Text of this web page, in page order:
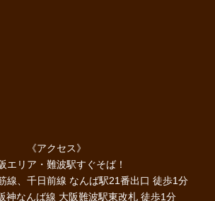
《アクセス》
エリア・難波駅すぐそば！
線、千日前線 なんば駅21番出口 徒歩1分
神なんば線 大阪難波駅東改札 徒歩1分